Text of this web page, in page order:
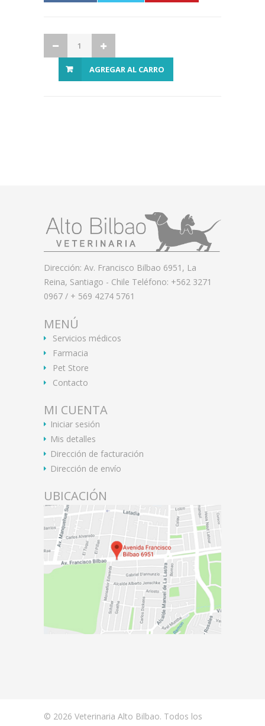
AGREGAR AL CARRO
Dirección: Av. Francisco Bilbao 6951, La
Reina, Santiago - Chile Teléfono: +562 3271
0967 / + 569 4274 5761
MENÚ
Servicios médicos
Farmacia
Pet Store
Contacto
MI CUENTA
Iniciar sesión
Mis detalles
Dirección de facturación
Dirección de envío
UBICACIÓN
© 2026 Veterinaria Alto Bilbao. Todos los